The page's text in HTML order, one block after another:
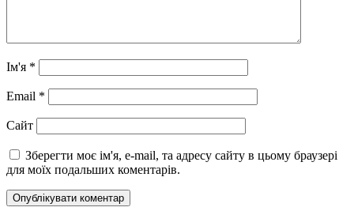
Ім'я *
Email *
Сайт
Зберегти моє ім'я, e-mail, та адресу сайту в цьому браузері
для моїх подальших коментарів.